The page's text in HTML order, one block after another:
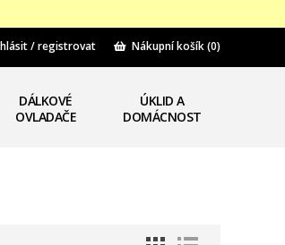
/ registrovat Nákupní košík(0)
DÁLKOVÉ
OVLADAČE
ÚKLID A
DOMÁCNOST